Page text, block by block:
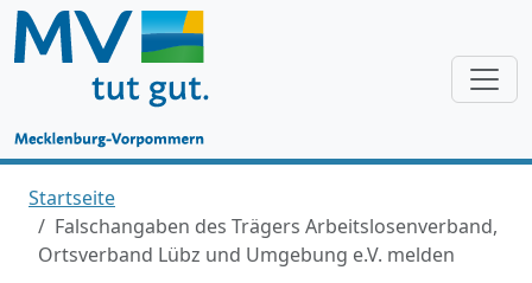
Startseite
Falschangaben des Trägers Arbeitslosenverband,
Ortsverband Lübz und Umgebung e.V. melden